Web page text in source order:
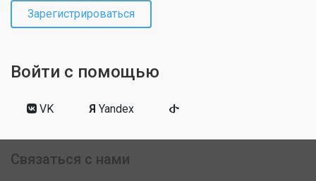
Зарегистрироваться
Войти с помощью
VK Я Yandex
Связаться с нами